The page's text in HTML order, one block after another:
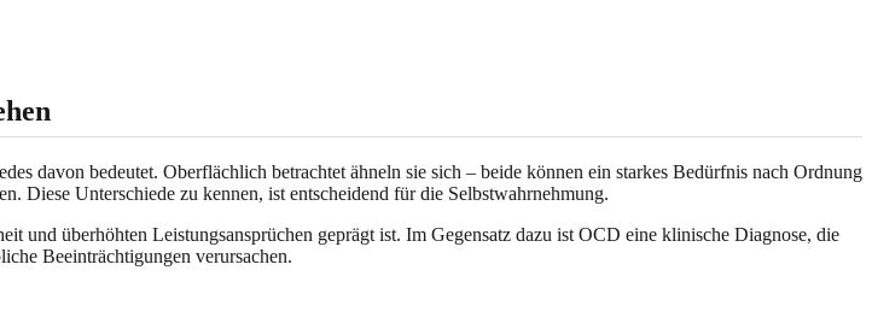
davon bedeutet. Oberflächlich betrachtet ähneln sie sich – beide können ein starkes Bedürfnis nach Ordnung
Diese Unterschiede zu kennen, ist entscheidend für die Selbstwahrnehmung.
und überhöhten Leistungsansprüchen geprägt ist. Im Gegensatz dazu ist OCD eine klinische Diagnose, die
Beeinträchtigungen verursachen.